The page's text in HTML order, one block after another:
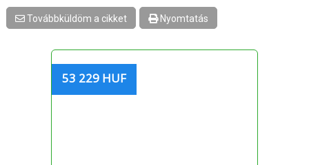
Továbbküldöm a cikket Nyomtatás
53 229 HUF